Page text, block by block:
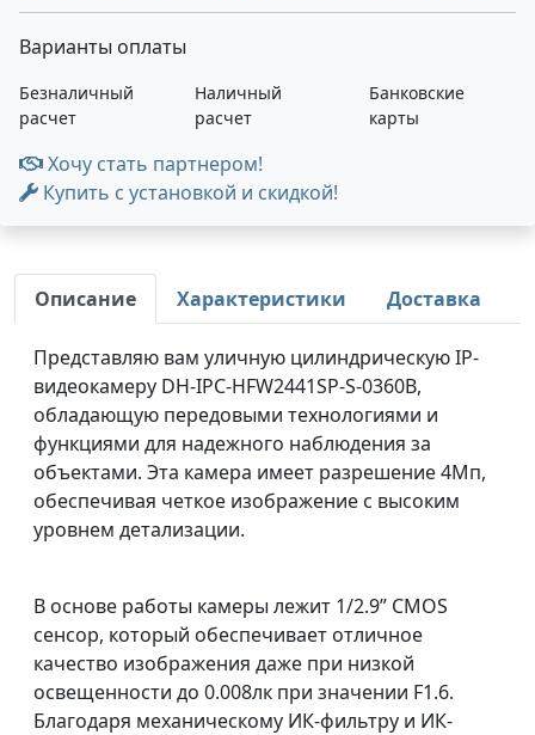
Варианты оплаты
Безналичный
расчет
Наличный
расчет
Банковские
карты
Хочу стать партнером!
Купить с установкой и скидкой!
Описание Характеристики Доставка
Представляю вам уличную цилиндрическую IP-
видеокамеру DH-IPC-HFW2441SP-S-0360B,
обладающую передовыми технологиями и
функциями для надежного наблюдения за
объектами. Эта камера имеет разрешение 4Мп,
обеспечивая четкое изображение с высоким
уровнем детализации.
В основе работы камеры лежит 1/2.9” CMOS
сенсор, который обеспечивает отличное
качество изображения даже при низкой
освещенности до 0.008лк при значении F1.6.
Благодаря механическому ИК-фильтру и ИК-